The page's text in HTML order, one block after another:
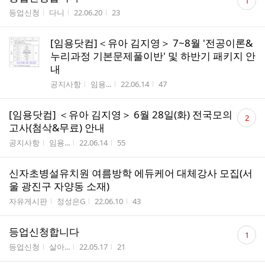
게시판명
등업신청 작성자
다니 작성시간
22.06.20 조회수
23
글
[임용닷컴]＜유아 김지영＞ 7~8월 '전공이론&
누리과정 기본문제풀이반' 및 하반기 패키지 안
내
게시판명
공지사항 작성자
임용... 작성시간
22.06.14 조회수
47
[임용닷컴] ＜유아 김지영＞ 6월 28일(화) 전국모의
고사(첨삭&무료) 안내
게시판명
공지사항 작성자
임용... 작성시간
22.06.14 조회수
55
댓
글 2
신자초병설유치원 여름방학 에듀케어 대체강사 모집(서
울 광진구 자양동 소재)
게시판명
자유게시판 작성자
정성은G 작성시간
22.06.10 조회수
43
등업신청합니다
게시판명
등업신청 작성자
살아... 작성시간
22.05.17 조회수
21
댓
글 1